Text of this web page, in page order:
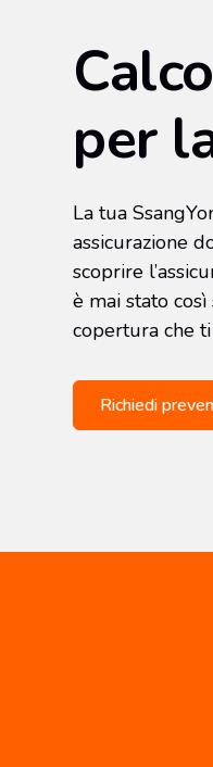
per
La tua
assicurazione
scoprire
è mai stato
copertura che
Richiedi